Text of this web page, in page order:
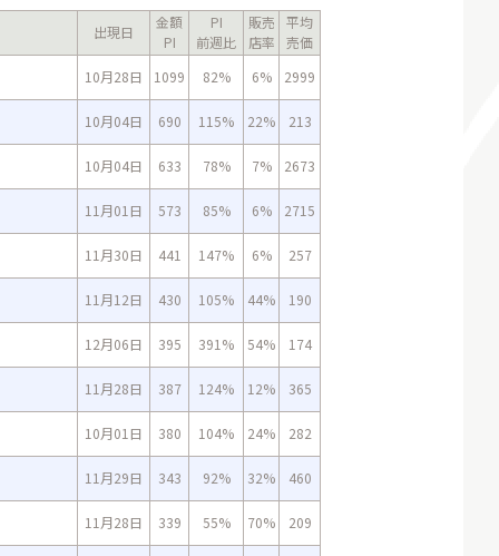
出現日
金額
PI
PI
前週比
販売
店率
平均
売価
10月28日
1099 82% 6% 2999
10月04日 690 115% 22% 213
10月04日 633 78% 7% 2673
11月01日 573 85% 6% 2715
11月30日 441 147% 6% 257
11月12日 430 105% 44% 190
12月06日 395 391% 54% 174
11月28日 387 124% 12% 365
10月01日 380 104% 24% 282
11月29日 343 92% 32% 460
11月28日 339 55% 70% 209